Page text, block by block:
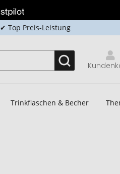
✔ Top Preis-Leistung
Trinkflaschen & Becher